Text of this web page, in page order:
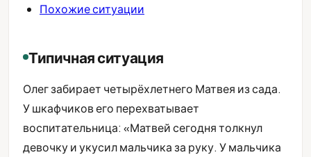
Похожие ситуации
Типичная ситуация
Олег забирает четырёхлетнего Матвея из сада.
У шкафчиков его перехватывает
воспитательница: «Матвей сегодня толкнул
девочку и укусил мальчика за руку. У мальчика